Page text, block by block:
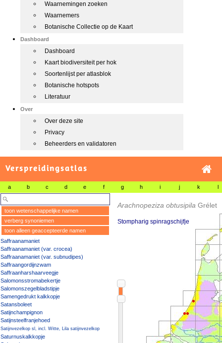
Waarnemingen zoeken
Waarnemers
Botanische Collectie op de Kaart
Dashboard
Dashboard
Kaart biodiversiteit per hok
Soortenlijst per atlasblok
Botanische hotspots
Literatuur
Over
Over deze site
Privacy
Beheerders en validatoren
Verspreidingsatlas
a b c d e f g h i j k l
toon wetenschappelijke namen
verberg synoniemen
toon alleen geaccepteerde namen
Saffraanamaniet
Saffraanamaniet (var. crocea)
Saffraanamaniet (var. subnudipes)
Saffraangordijnzwam
Saffraanharshaarveegje
Salomonsstromabekertje
Salomonszegelbladstipje
Samengedrukt kalkkopje
Satansboleet
Satijnchampignon
Satijnsteelfranjehoed
Satijnvezelkop sl, incl. Witte, Lila satijnvezelkop
Saturnuskalkkopje
Arachnopeziza obtusipila Grélet
Stompharig spinragschijfje